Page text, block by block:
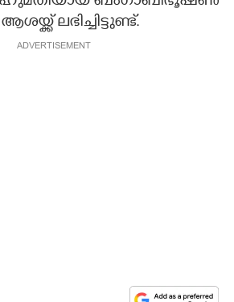
ലഭിച്ചിട്ടുണ്ട്.
ADVERTISEMENT